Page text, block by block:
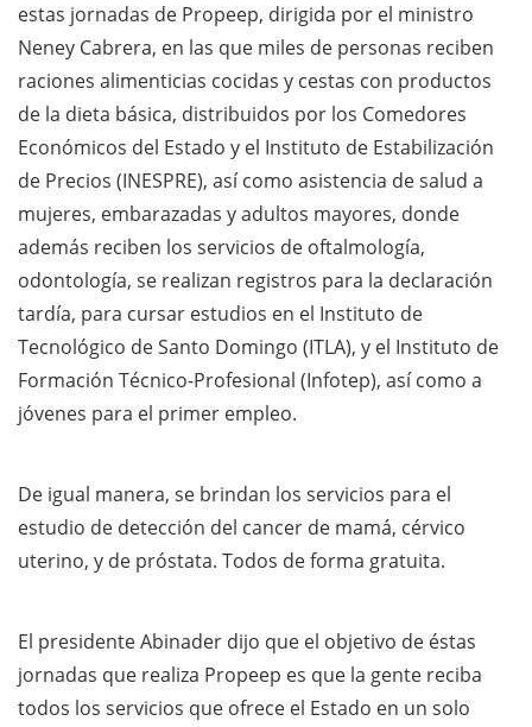
estas jornadas de Propeep, dirigida por el ministro
Neney Cabrera, en las que miles de personas reciben
raciones alimenticias cocidas y cestas con productos
de la dieta básica, distribuidos por los Comedores
Económicos del Estado y el Instituto de Estabilización
de Precios (INESPRE), así como asistencia de salud a
mujeres, embarazadas y adultos mayores, donde
además reciben los servicios de oftalmología,
odontología, se realizan registros para la declaración
tardía, para cursar estudios en el Instituto de
Tecnológico de Santo Domingo (ITLA), y el Instituto de
Formación Técnico-Profesional (Infotep), así como a
jóvenes para el primer empleo.
De igual manera, se brindan los servicios para el
estudio de detección del cancer de mamá, cérvico
uterino, y de próstata. Todos de forma gratuita.
El presidente Abinader dijo que el objetivo de éstas
jornadas que realiza Propeep es que la gente reciba
todos los servicios que ofrece el Estado en un solo